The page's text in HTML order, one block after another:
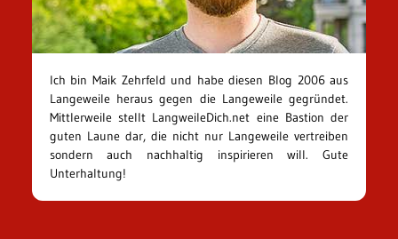
Ich bin Maik Zehrfeld und habe diesen Blog 2006 aus
Langeweile heraus gegen die Langeweile gegründet.
Mittlerweile stellt LangweileDich.net eine Bastion der
guten Laune dar, die nicht nur Langeweile vertreiben
sondern auch nachhaltig inspirieren will. Gute
Unterhaltung!